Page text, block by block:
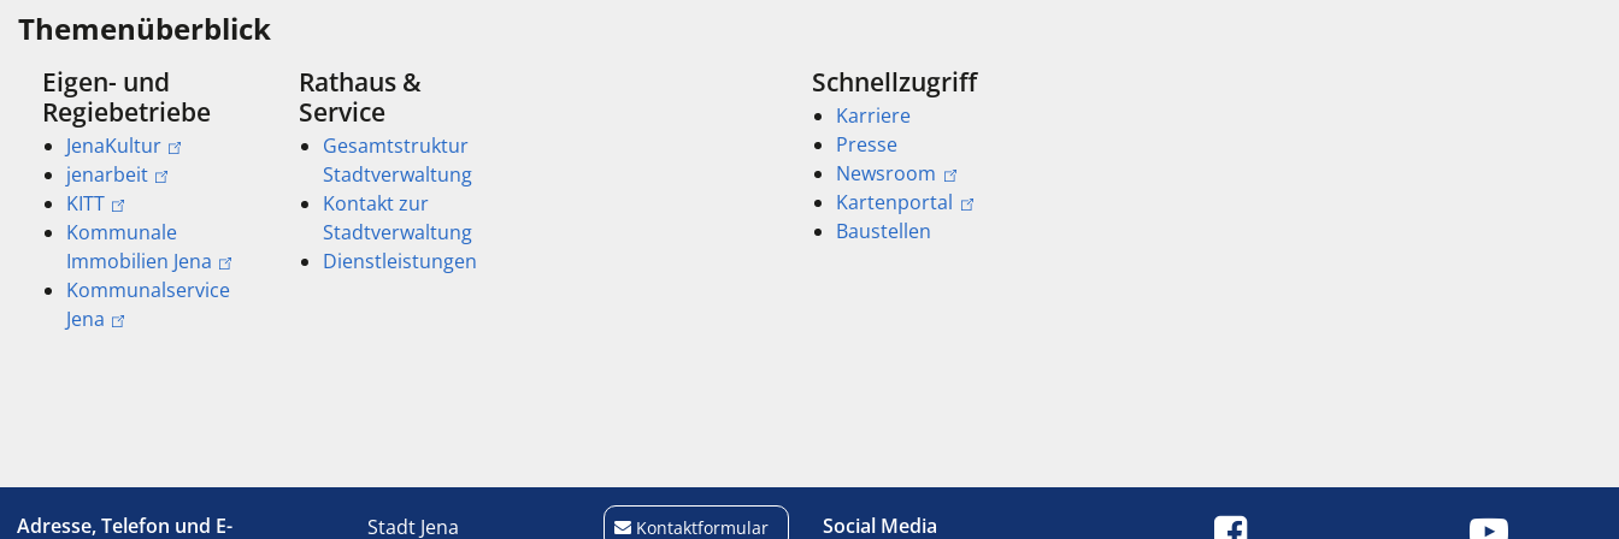
Themenüberblick
Eigen- und
Regiebetriebe
JenaKultur
jenarbeit
KITT
Kommunale
Immobilien Jena
Kommunalservice
Jena
Rathaus &
Service
Gesamtstruktur
Stadtverwaltung
Kontakt zur
Stadtverwaltung
Dienstleistungen
Schnellzugriff
Karriere
Presse
Newsroom
Kartenportal
Baustellen
Adresse, Telefon und E- Stadt Jena Kontaktformular Social Media